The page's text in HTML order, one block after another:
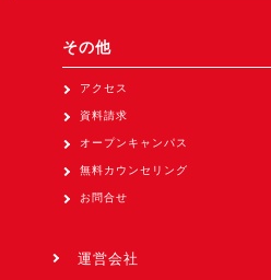
その他
アクセス
資料請求
オープンキャンパス
無料カウンセリング
お問合せ
運営会社